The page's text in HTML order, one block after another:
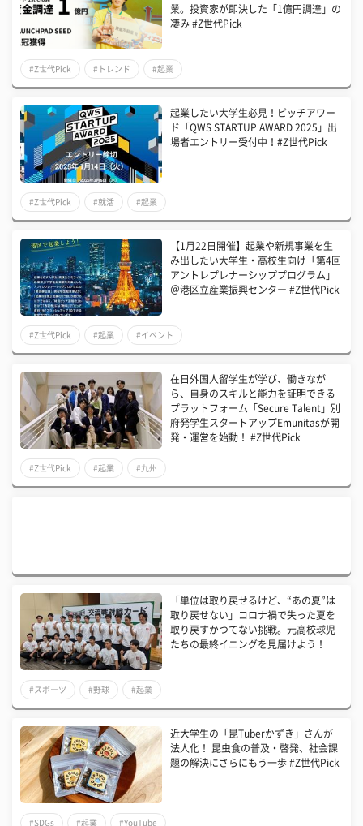
業。投資家が即決した「1億円調達」の
凄み #Z世代Pick
#Z世代Pick #トレンド #起業
起業したい大学生必見！ピッチアワー
ド「QWS STARTUP AWARD 2025」出
場者エントリー受付中！#Z世代Pick
#Z世代Pick #就活 #起業
【1月22日開催】起業や新規事業を生
み出したい大学生・高校生向け「第4回
アントレプレナーシッププログラム」
＠港区立産業振興センター #Z世代Pick
#Z世代Pick #起業 #イベント
在日外国人留学生が学び、働きなが
ら、自身のスキルと能力を証明できる
プラットフォーム「Secure Talent」別
府発学生スタートアップEmunitasが開
発・運営を始動！ #Z世代Pick
#Z世代Pick #起業 #九州
「単位は取り戻せるけど、“あの夏”は
取り戻せない」コロナ禍で失った夏を
取り戻すかつてない挑戦。元高校球児
たちの最終イニングを見届けよう！
#スポーツ #野球 #起業
近大学生の「昆Tuberかずき」さんが
法人化！ 昆虫食の普及・啓発、社会課
題の解決にさらにもう一歩 #Z世代Pick
#SDGs #起業 #YouTube